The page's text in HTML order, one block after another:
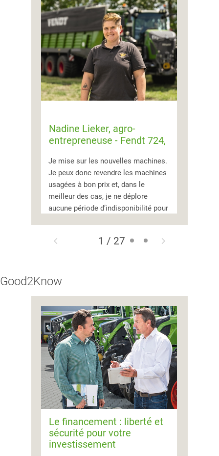
Nadine Lieker, agro-
entrepreneuse - Fendt 724,
Je mise sur les nouvelles machines.
Je peux donc revendre les machines
usagées à bon prix et, dans le
meilleur des cas, je ne déplore
aucune période d’indisponibilité pour
1 / 27
Good2Know
Le financement : liberté et
sécurité pour votre
investissement